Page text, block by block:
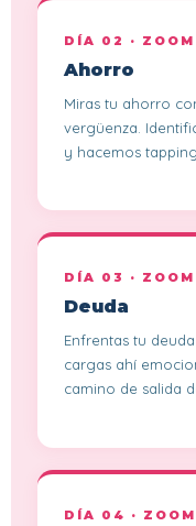
DÍA 02 ·
Ahorro
Miras tu ahorro
vergüenza.
y hacemos
DÍA 03 ·
Deuda
Enfrentas tu
cargas ahí
camino de salida
DÍA 04 ·